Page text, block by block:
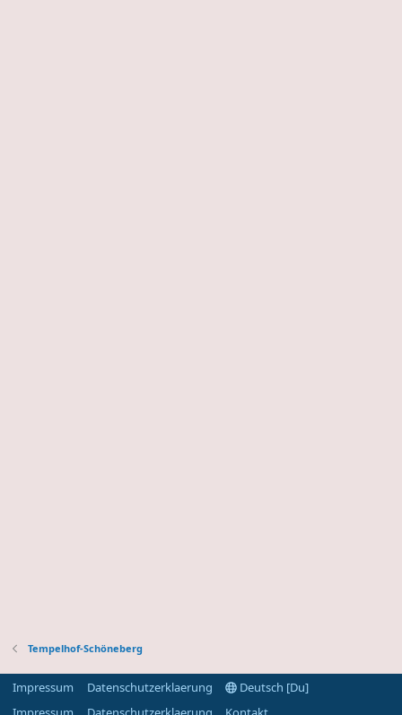
Tempelhof-Schöneberg
Impressum Datenschutzerklaerung
Deutsch [Du]